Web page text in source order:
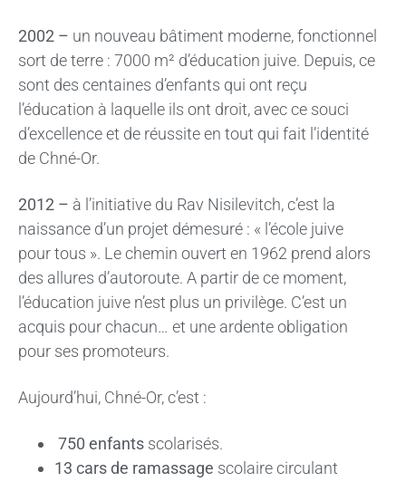
2002 – un nouveau bâtiment moderne, fonctionnel
sort de terre : 7000 m² d’éducation juive. Depuis, ce
sont des centaines d’enfants qui ont reçu
l’éducation à laquelle ils ont droit, avec ce souci
d’excellence et de réussite en tout qui fait l’identité
de Chné-Or.
2012 – à l’initiative du Rav Nisilevitch, c’est la
naissance d’un projet démesuré : « l’école juive
pour tous ». Le chemin ouvert en 1962 prend alors
des allures d’autoroute. A partir de ce moment,
l’éducation juive n’est plus un privilège. C’est un
acquis pour chacun… et une ardente obligation
pour ses promoteurs.
Aujourd’hui, Chné-Or, c’est :
750 enfants scolarisés.
13 cars de ramassage scolaire circulant